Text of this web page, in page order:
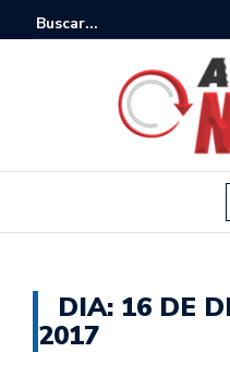
DIA: 16 DE
2017